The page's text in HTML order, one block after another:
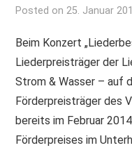
Posted on25. Januar
Beim Konzert
Liederpreisträger der
Strom & Wasser – auf
Förderpreisträger des
bereits im Februar
Förderpreises im